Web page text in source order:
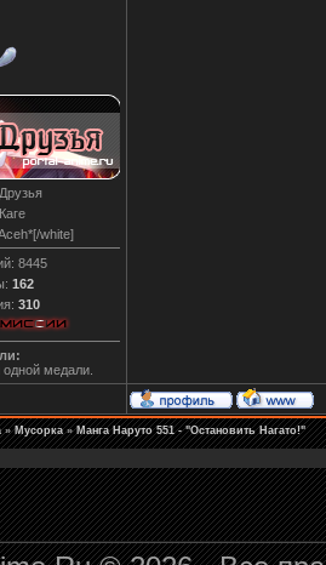
Друзья
Каге
white]
8445
162
310
медали.
» Мусорка » Манга Наруто 551 - "Остановить Нагато!"